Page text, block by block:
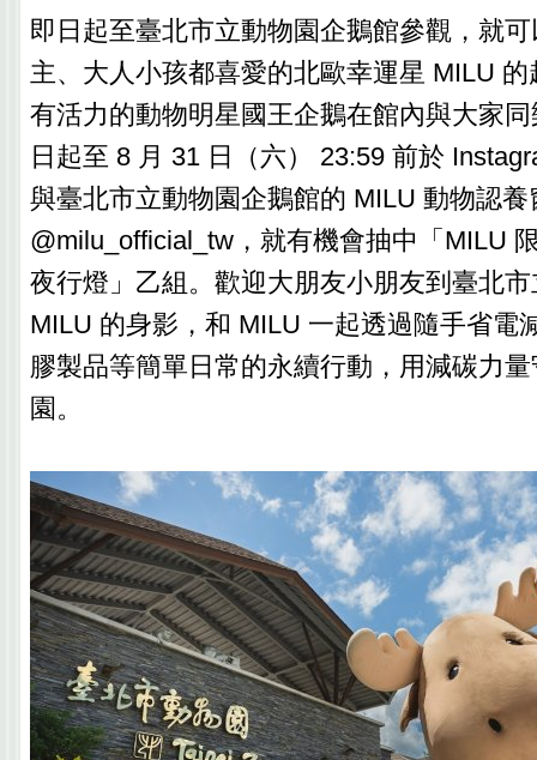
即日起至臺北市立動物園企鵝館參觀，就
主、大人小孩都喜愛的北歐幸運星 MILU
有活力的動物明星國王企鵝在館內與大家
日起至 8 月 31 日（六） 23:59 前於
與臺北市立動物園企鵝館的 MILU 動物認
@milu_official_tw，就有機會抽中「MILU
夜行燈」乙組。歡迎大朋友小朋友到臺北
MILU 的身影，和 MILU 一起透過隨手省電
膠製品等簡單日常的永續行動，用減碳力
園。